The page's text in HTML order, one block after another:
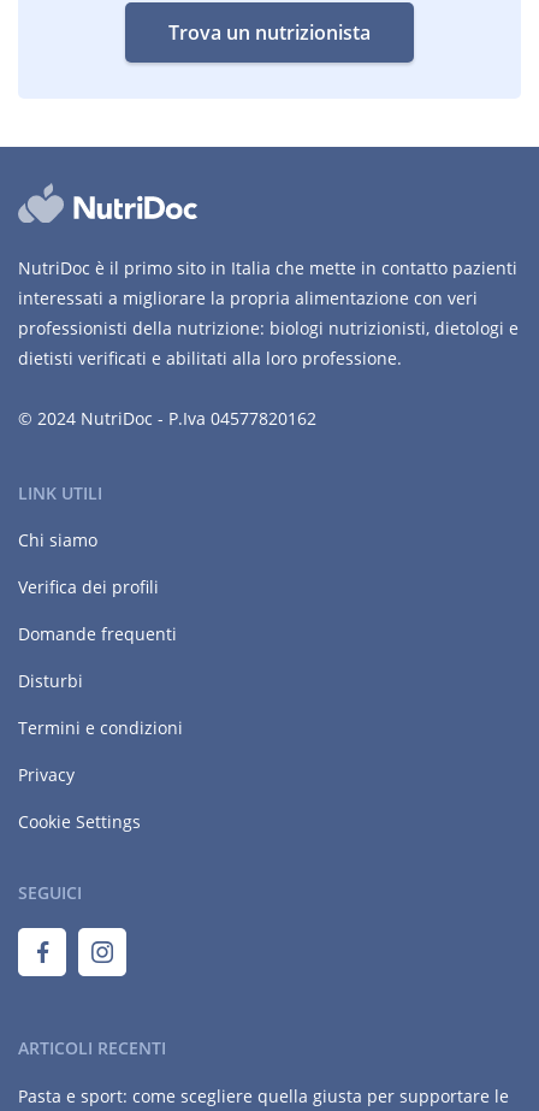
Trova un nutrizionista
NutriDoc è il primo sito in Italia che mette in contatto pazienti
interessati a migliorare la propria alimentazione con veri
professionisti della nutrizione: biologi nutrizionisti, dietologi e
dietisti verificati e abilitati alla loro professione.
© 2024 NutriDoc - P.Iva 04577820162
LINK UTILI
Chi siamo
Verifica dei profili
Domande frequenti
Disturbi
Termini e condizioni
Privacy
Cookie Settings
SEGUICI
ARTICOLI RECENTI
Pasta e sport: come scegliere quella giusta per supportare le